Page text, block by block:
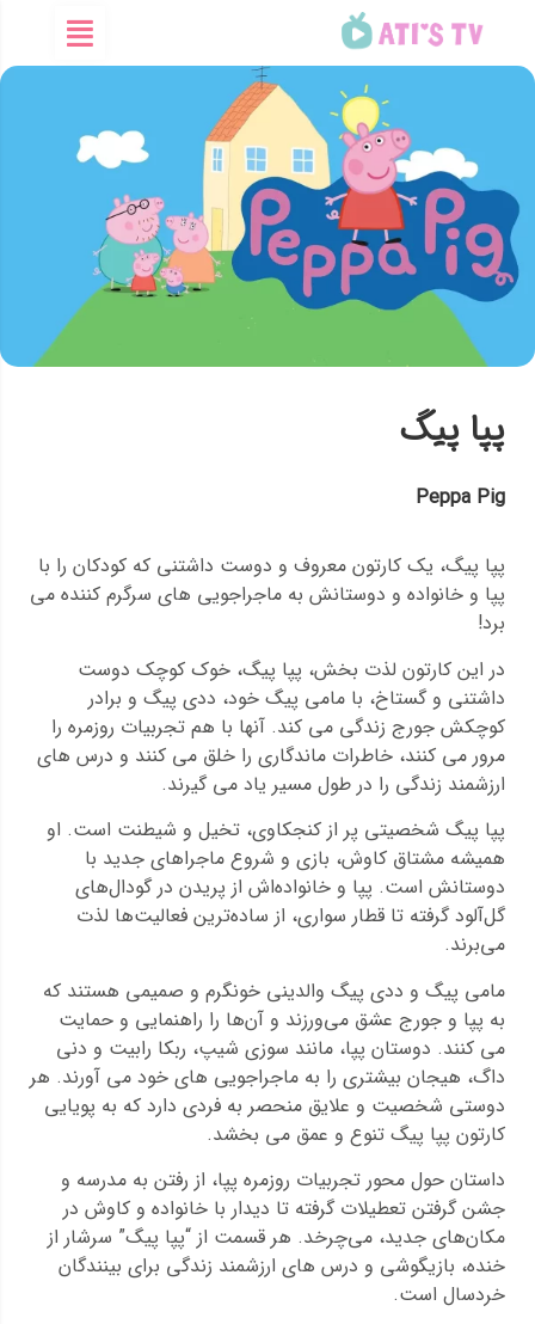
پپا پیگ
Peppa Pig
پپا پیگ، یک کارتون معروف و دوست داشتنی که کودکان را با
پپا و خانواده و دوستانش به ماجراجویی های سرگرم کننده می
برد!
در این کارتون لذت بخش، پپا پیگ، خوک کوچک دوست
داشتنی و گستاخ، با مامی پیگ خود، ددی پیگ و برادر
کوچکش جورج زندگی می کند. آنها با هم تجربیات روزمره را
مرور می کنند، خاطرات ماندگاری را خلق می کنند و درس های
ارزشمند زندگی را در طول مسیر یاد می گیرند.
پپا پیگ شخصیتی پر از کنجکاوی، تخیل و شیطنت است. او
همیشه مشتاق کاوش، بازی و شروع ماجراهای جدید با
دوستانش است. پپا و خانواده‌اش از پریدن در گودال‌های
گل‌آلود گرفته تا قطار سواری، از ساده‌ترین فعالیت‌ها لذت
می‌برند.
مامی پیگ و ددی پیگ والدینی خونگرم و صمیمی هستند که
به پپا و جورج عشق می‌ورزند و آن‌ها را راهنمایی و حمایت
می کنند. دوستان پپا، مانند سوزی شیپ، ربکا رابیت و دنی
داگ، هیجان بیشتری را به ماجراجویی های خود می آورند. هر
دوستی شخصیت و علایق منحصر به فردی دارد که به پویایی
کارتون پپا پیگ تنوع و عمق می بخشد.
داستان حول محور تجربیات روزمره پپا، از رفتن به مدرسه و
جشن گرفتن تعطیلات گرفته تا دیدار با خانواده و کاوش در
مکان‌های جدید، می‌چرخد. هر قسمت از “پپا پیگ” سرشار از
خنده، بازیگوشی و درس های ارزشمند زندگی برای بینندگان
خردسال است.